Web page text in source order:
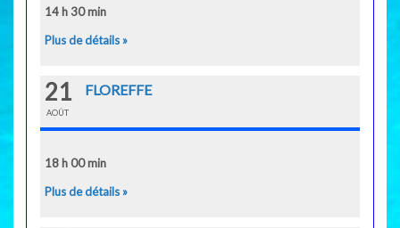
14 h 30 min
Plus de détails »
21
AOÛT
FLOREFFE
18 h 00 min
Plus de détails »